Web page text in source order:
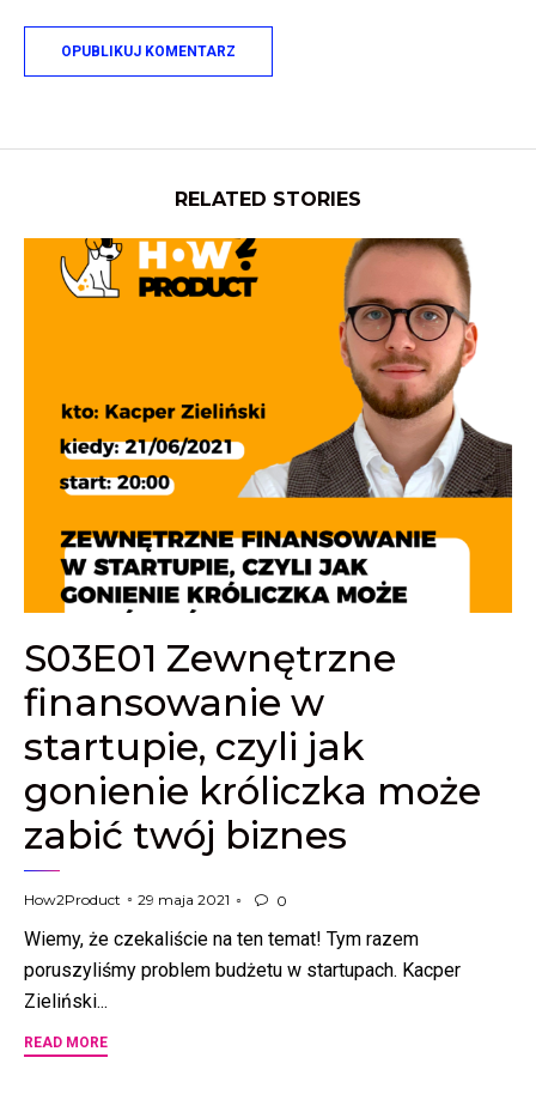
RELATED STORIES
S03E01 Zewnętrzne
finansowanie w
startupie, czyli jak
gonienie króliczka może
zabić twój biznes
How2Product 29 maja 2021  0
Wiemy, że czekaliście na ten temat! Tym razem
poruszyliśmy problem budżetu w startupach. Kacper
Zieliński...
READ MORE